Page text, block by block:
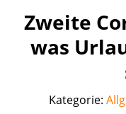
Zweite
was
Kategorie: